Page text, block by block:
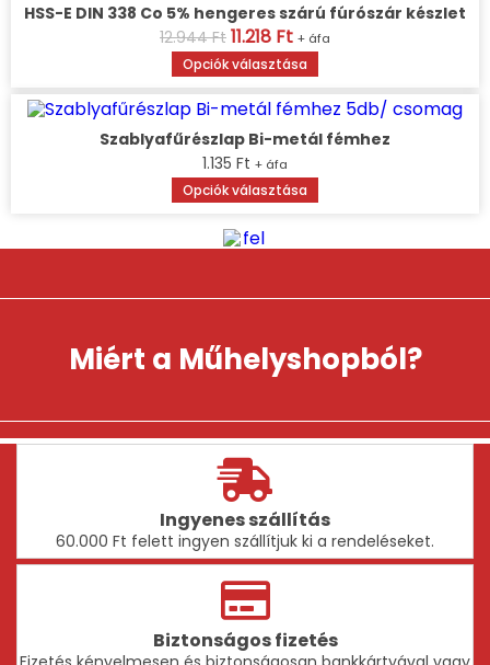
HSS-E DIN 338 Co 5% hengeres szárú fúrószár készlet
12.944Ft Original
price
was:
12.944 Ft.
11.218 FtCurrent
price
is:
11.218 Ft.
+ áfa
Opciók választása Ennek
a
terméknek
több
variációja
A
változatok
választhatók
Szablyafűrészlap Bi-metál fémhez
1.135 Ft + áfa
Opciók választása Ennek
a
több
A
termékoldalon
választhatók
Miért a Műhelyshopból?
Ingyenes szállítás
60.000 Ft felett ingyen szállítjuk ki a rendeléseket.
Biztonságos fizetés